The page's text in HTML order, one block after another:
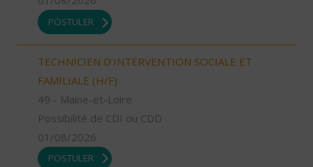
POSTULER
TECHNICIEN D’INTERVENTION SOCIALE ET
FAMILIALE (H/F)
49 - Maine-et-Loire
Possibilité de CDI ou CDD
01/08/2026
POSTULER